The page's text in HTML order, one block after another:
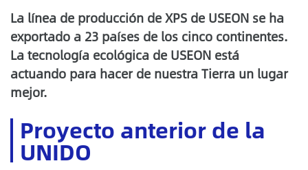
La línea de producción de XPS de USEON se ha
exportado a 23 países de los cinco continentes.
La tecnología ecológica de USEON está
actuando para hacer de nuestra Tierra un lugar
mejor.
Proyecto anterior de la
UNIDO